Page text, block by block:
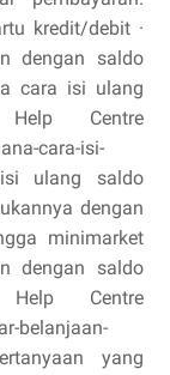
kredit/debit ·
dengan saldo
cara isi ulang
Centre
cara-isi-
ulang saldo
dengan
minimarket
dengan saldo
Centre
belanjaan-
yang